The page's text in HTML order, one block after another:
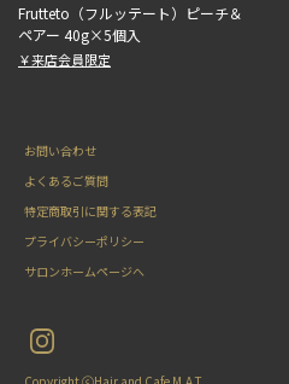
Frutteto（フルッテート）ピーチ＆
ペアー 40g×5個入
￥来店会員限定
お問い合わせ
よくあるご質問
特定商取引に関する表記
プライバシーポリシー
サロンホームページへ